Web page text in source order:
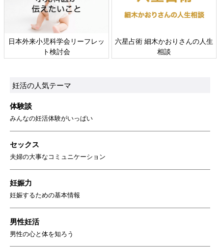
日本外来小児科学会リーフレッ
ト検討会
六星占術 細木かおりさんの人生
相談
妊活の人気テーマ
体験談
みんなの妊活体験がいっぱい
セックス
夫婦の大事なコミュニケーション
妊娠力
妊娠するための基本情報
男性妊活
男性の心と体を知ろう